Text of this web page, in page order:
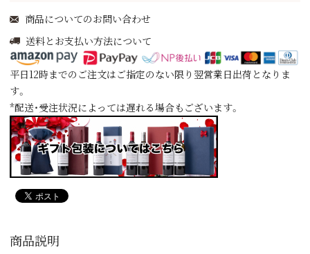
商品についてのお問い合わせ
送料とお支払い方法について
平日12時までのご注文はご指定のない限り翌営業日出荷となりま
す。
*配送・受注状況によっては遅れる場合もございます。
商品説明